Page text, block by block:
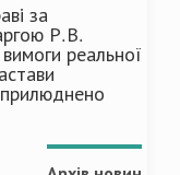
за
Р.В.
реальної